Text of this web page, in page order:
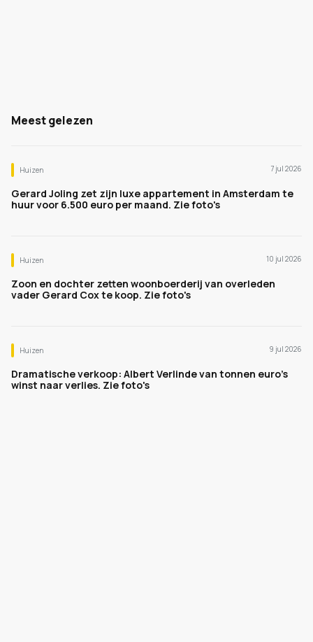
Meest gelezen
Huizen 7 jul 2026
Gerard Joling zet zijn luxe appartement in Amsterdam te
huur voor 6.500 euro per maand. Zie foto's
Huizen 10 jul 2026
Zoon en dochter zetten woonboerderij van overleden
vader Gerard Cox te koop. Zie foto's
Huizen 9 jul 2026
Dramatische verkoop: Albert Verlinde van tonnen euro's
winst naar verlies. Zie foto's